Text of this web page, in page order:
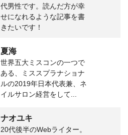
代男性です。読んだ方が幸
せになれるような記事を書
きたいです！
夏海
世界五大ミスコンの一つで
ある、ミススプラナショナ
ルの2019年日本代表兼、ネ
イルサロン経営をして...
ナオユキ
20代後半のWebライター。